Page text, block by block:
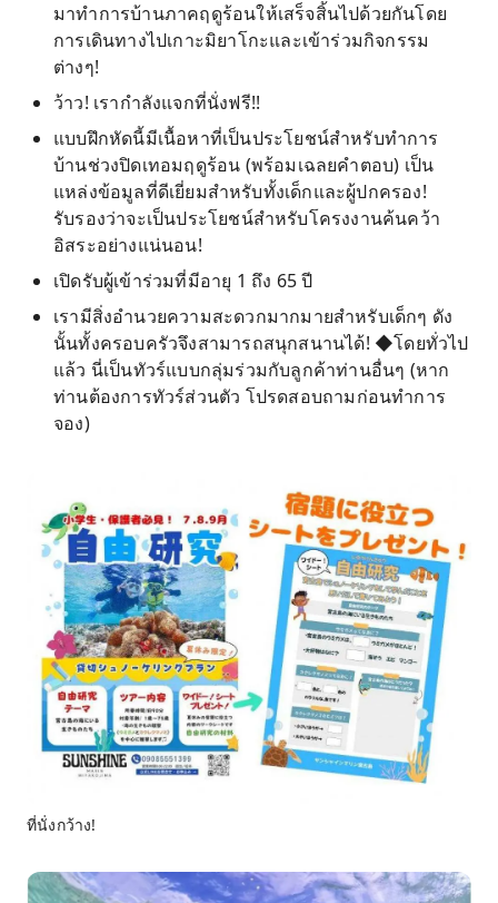
มาทำการบ้านภาคฤดูร้อนให้เสร็จสิ้นไปด้วยกันโดย
การเดินทางไปเกาะมิยาโกะและเข้าร่วมกิจกรรม
ต่างๆ!
ว้าว! เรากำลังแจกที่นั่งฟรี!!
แบบฝึกหัดนี้มีเนื้อหาที่เป็นประโยชน์สำหรับทำการ
บ้านช่วงปิดเทอมฤดูร้อน (พร้อมเฉลยคำตอบ) เป็น
แหล่งข้อมูลที่ดีเยี่ยมสำหรับทั้งเด็กและผู้ปกครอง!
รับรองว่าจะเป็นประโยชน์สำหรับโครงงานค้นคว้า
อิสระอย่างแน่นอน!
เปิดรับผู้เข้าร่วมที่มีอายุ 1 ถึง 65 ปี
เรามีสิ่งอำนวยความสะดวกมากมายสำหรับเด็กๆ ดัง
นั้นทั้งครอบครัวจึงสามารถสนุกสนานได้! ◆โดยทั่วไป
แล้ว นี่เป็นทัวร์แบบกลุ่มร่วมกับลูกค้าท่านอื่นๆ (หาก
ท่านต้องการทัวร์ส่วนตัว โปรดสอบถามก่อนทำการ
จอง)
ที่นั่งกว้าง!